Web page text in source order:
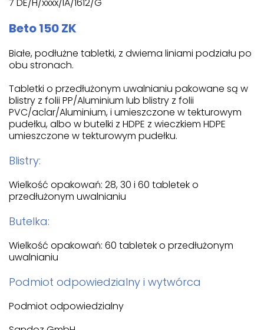
Beto 150 ZK
Białe, podłużne tabletki, z dwiema liniami podziału po
obu stronach.
Tabletki o przedłużonym uwalnianiu pakowane są w
blistry z folii PP/Aluminium lub blistry z folii
PVC/aclar/Aluminium, i umieszczone w tekturowym
pudełku, albo w butelki z HDPE z wieczkiem HDPE
umieszczone w tekturowym pudełku.
Blistry:
Wielkość opakowań: 28, 30 i 60 tabletek o
przedłużonym uwalnianiu
Butelka:
Wielkość opakowań: 60 tabletek o przedłużonym
uwalnianiu
Podmiot odpowiedzialny i wytwórca
Podmiot odpowiedzialny